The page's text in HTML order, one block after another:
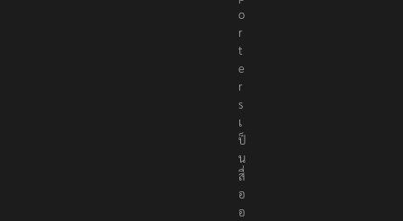
o
r
t
e
r
s
เ
ป็
น
สื่
อ
อ